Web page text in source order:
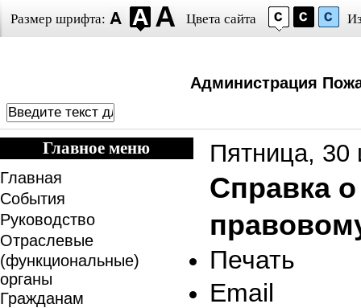
Размер шрифта: Цвета сайта
Администрация
Главное меню
Главная
События
Руководство
Отраслевые
(функциональные)
органы
Гражданам
Пятница, 30
Справка
Печать
Email